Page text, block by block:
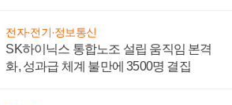
전자·전기·정보통신
SK하이닉스 통합노조 설립 움직임 본격
화, 성과급 체계 불만에 3500명 결집